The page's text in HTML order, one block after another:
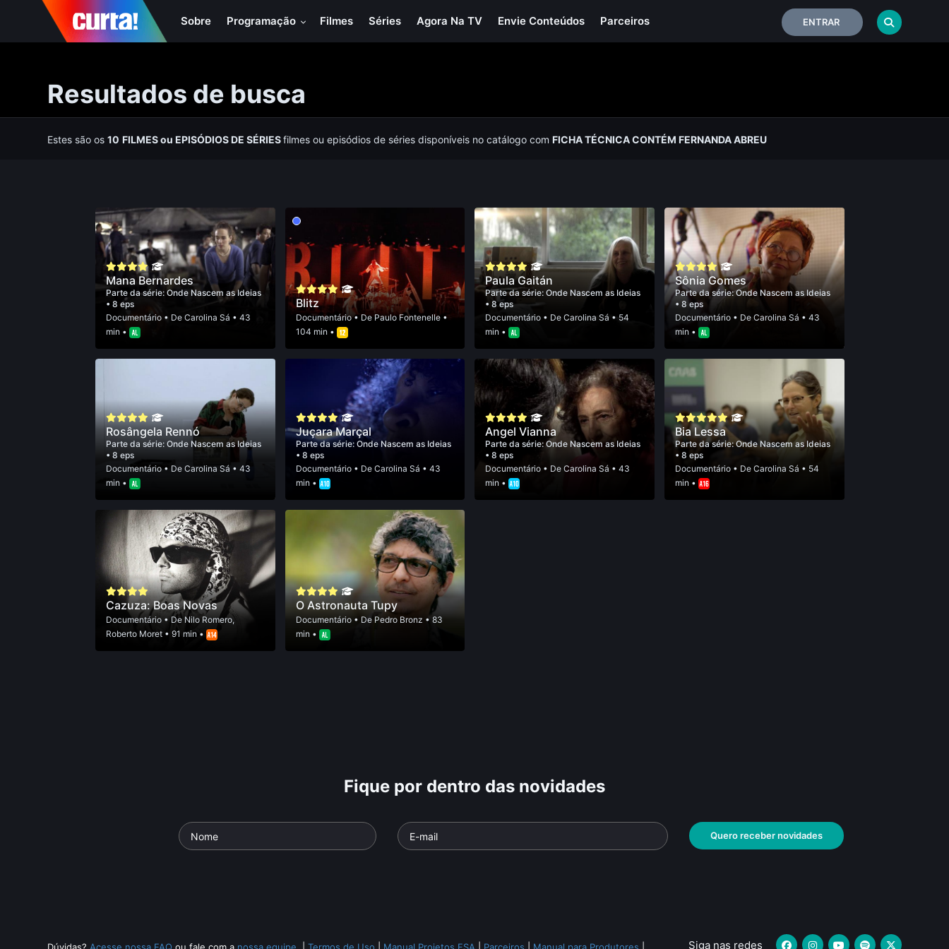
Sobre Programação Filmes Séries Agora Na TV Envie Conteúdos Parceiros ENTRAR
Resultados de busca
Estes são os10 FILMESou EPISÓDIOS DE SÉRIESfilmes ou episódios de séries disponíveis no catálogo comFICHA TÉCNICA CONTÉM FERNANDA ABREU
Mana Bernardes
Parte da série: Onde Nascem as Ideias
• 8 eps
Documentário• De Carolina Sá • 43
min •
Blitz
Documentário• De Paulo Fontenelle•
104 min •
Paula Gaitán
Parte da série:Onde Nascem as Ideias
• 8 eps
Documentário • DeCarolina Sá • 54
min •
Sônia Gomes
Parte da série:Onde Nascem as Ideias
• 8 eps
Documentário • DeCarolina Sá • 43
min •
Rosângela Rennó
Parte da série: Onde Nascem as Ideias
• 8 eps
Documentário• De Carolina Sá • 43
min •
Juçara Marçal
Parte da série: Onde Nascem as Ideias
• 8 eps
Documentário• De Carolina Sá • 43
min •
Angel Vianna
Parte da série:Onde Nascem as Ideias
• 8 eps
Documentário • DeCarolina Sá • 43
min •
Bia Lessa
Parte da série:Onde Nascem as Ideias
• 8 eps
Documentário • DeCarolina Sá • 54
min •
Cazuza: Boas Novas
Documentário• De Nilo Romero,
Roberto Moret• 91 min •
O Astronauta Tupy
Documentário• De Pedro Bronz • 83
min •
Fique por dentro das novidades
Quero receber novidades
Siga nas redes